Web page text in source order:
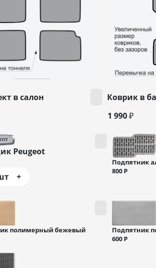
в салон
Коврик в
1 990 ₽
Peugeot
+
Подпятник
800 Р
полимерный бежевый
Подпятник
600 Р